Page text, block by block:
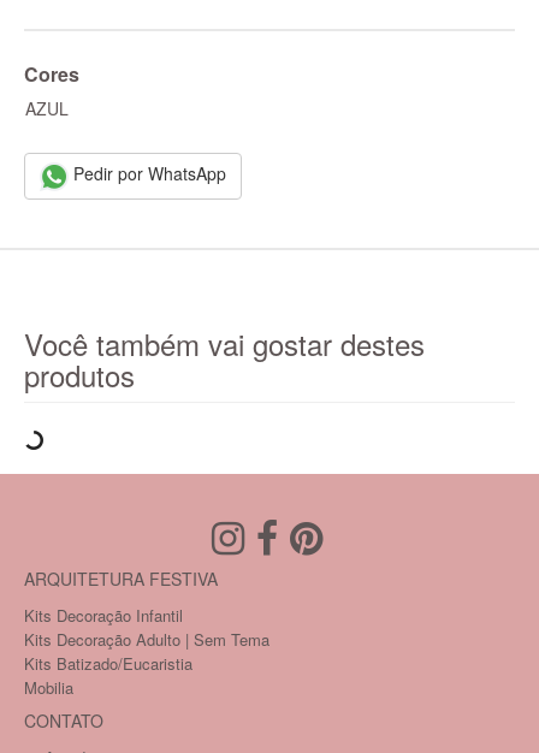
Cores
AZUL
Pedir por WhatsApp
Você também vai gostar destes
produtos
ARQUITETURA FESTIVA
Kits Decoração Infantil
Kits Decoração Adulto | Sem Tema
Kits Batizado/Eucaristia
Mobilia
CONTATO